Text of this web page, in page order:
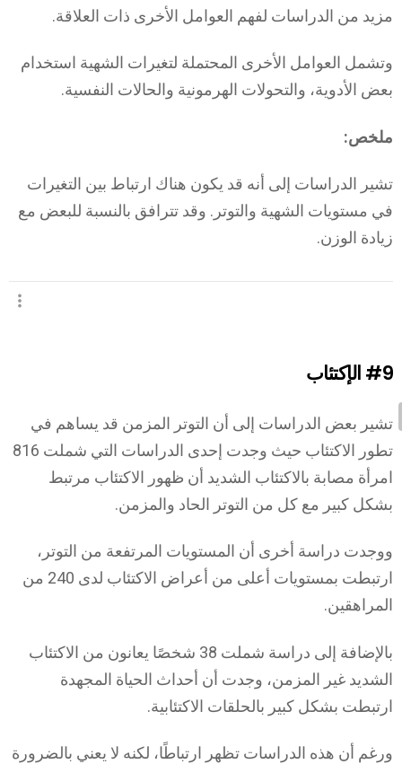
مزيد من الدراسات لفهم العوامل الأخرى ذات العلاقة.
وتشمل العوامل الأخرى المحتملة لتغيرات الشهية استخدام
بعض الأدوية، والتحولات الهرمونية والحالات النفسية.
ملخص:
تشير الدراسات إلى أنه قد يكون هناك ارتباط بين التغيرات
في مستويات الشهية والتوتر. وقد تترافق بالنسبة للبعض مع
زيادة الوزن.
#9 الإكتئاب
تشير بعض الدراسات إلى أن التوتر المزمن قد يساهم في
تطور الاكتئاب حيث وجدت إحدى الدراسات التي شملت 816
امرأة مصابة بالاكتئاب الشديد أن ظهور الاكتئاب مرتبط
بشكل كبير مع كل من التوتر الحاد والمزمن.
ووجدت دراسة أخرى أن المستويات المرتفعة من التوتر،
ارتبطت بمستويات أعلى من أعراض الاكتئاب لدى 240 من
المراهقين.
بالإضافة إلى دراسة شملت 38 شخصًا يعانون من الاكتئاب
الشديد غير المزمن، وجدت أن أحداث الحياة المجهدة
ارتبطت بشكل كبير بالحلقات الاكتئابية.
ورغم أن هذه الدراسات تظهر ارتباطًا، لكنه لا يعني بالضرورة